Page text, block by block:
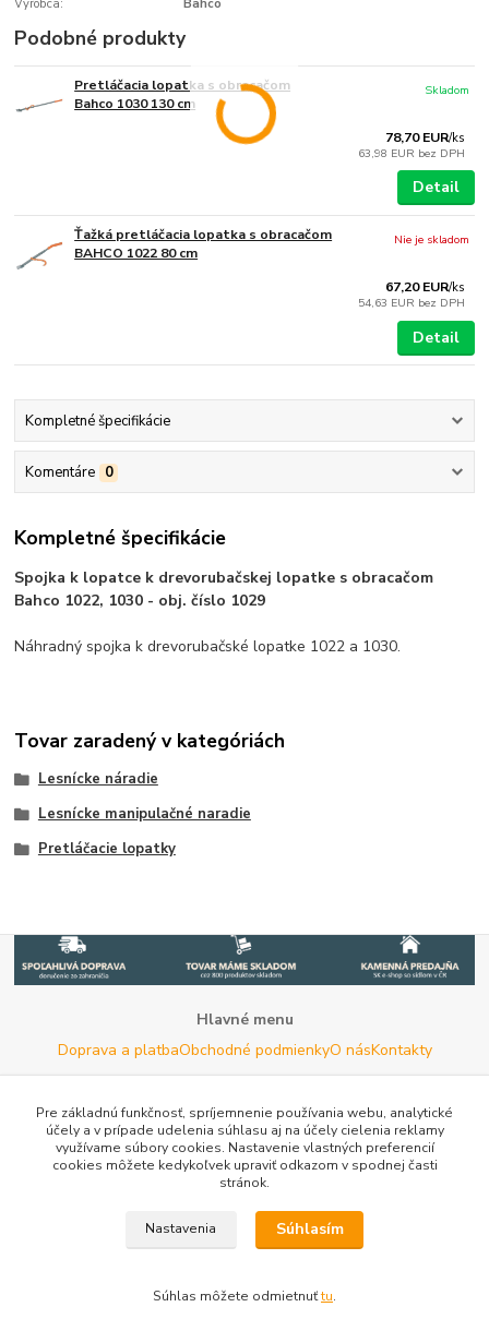
Výrobca:
Bahco
Podobné produkty
Pretláčacia lopatka s obracačom
Bahco 1030 130 cm
78,70 EUR/ks
63,98 EUR bez DPH
Skladom
Detail
Ťažká pretláčacia lopatka s obracačom
BAHCO 1022 80 cm
67,20 EUR/ks
54,63 EUR bez DPH
Nie je skladom
Detail
Kompletné špecifikácie
Komentáre 0
Kompletné špecifikácie
Spojka k lopatce k drevorubačskej lopatke s obracačom
Bahco 1022, 1030 - obj. číslo 1029
Náhradný spojka k drevorubačské lopatke 1022 a 1030.
Tovar zaradený v kategóriách
Lesnícke náradie
Lesnícke manipulačné naradie
Pretláčacie lopatky
Hlavné menu
Doprava a platbaObchodné podmienkyO násKontakty
Potrebujete poradiť s výberom?
Neváhajte nás kontaktovať.
Tel:+420 722 744 267- Po - Pia (8 - 16 hod)
Email: info@woodman.sk- kedykoľvek
Užitočné informácie
E-les.cz - Zahradní technika Stihl KoniceTovar.sk - porovnanie
Porovnanie cien na Pricemania.skReklamácia
Pre základnú funkčnosť, spríjemnenie používania webu, analytické
účely a v prípade udelenia súhlasu aj na účely cielenia reklamy
využívame súbory cookies. Nastavenie vlastných preferencií
cookies môžete kedykoľvek upraviť odkazom v spodnej časti
stránok.
Nastavenia Súhlasím
Súhlas môžete odmietnuťtu.